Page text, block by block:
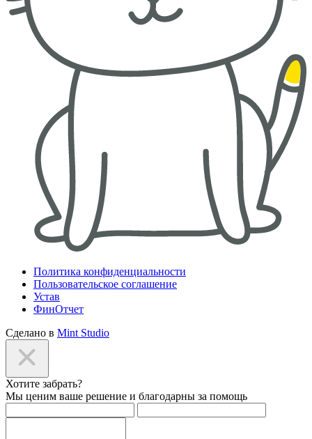
Политика конфиденциальности
Пользовательское соглашение
Устав
ФинОтчет
Сделано в Mint Studio
Хотите забрать?
Мы ценим ваше решение и благодарны за помощь